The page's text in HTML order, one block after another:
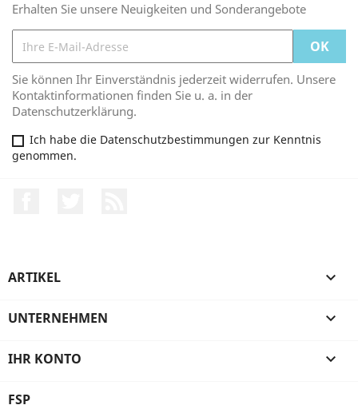
Erhalten Sie unsere Neuigkeiten und Sonderangebote
Sie können Ihr Einverständnis jederzeit widerrufen. Unsere
Kontaktinformationen finden Sie u. a. in der
Datenschutzerklärung.
Ich habe die Datenschutzbestimmungen zur Kenntnis
genommen.
ARTIKEL 
UNTERNEHMEN 
IHR KONTO 
FSP